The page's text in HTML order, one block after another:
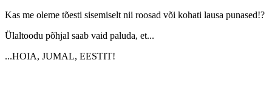
Kas me oleme tõesti sisemiselt nii roosad või kohati lausa punased!?
Ülaltoodu põhjal saab vaid paluda, et...
...HOIA, JUMAL, EESTIT!